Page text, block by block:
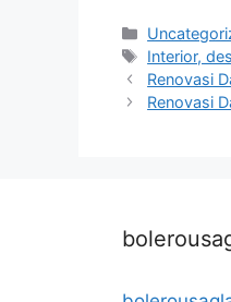
Categories
Tags
Interior,
Renovasi
Renovasi